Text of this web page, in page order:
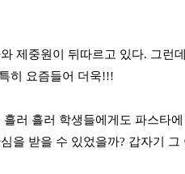
제중원이 뒤따르고 있다. 그런
히 요즘들어 더욱!!!
러 흘러 학생들에게도 파스타
을 받을 수 있었을까? 갑자기 그